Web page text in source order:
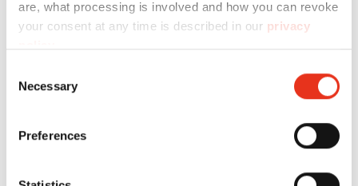
are, what processing is involved and how you can revoke
your consent at any time is described in our privacy
Selection
Necessary
Preferences
SECURIO